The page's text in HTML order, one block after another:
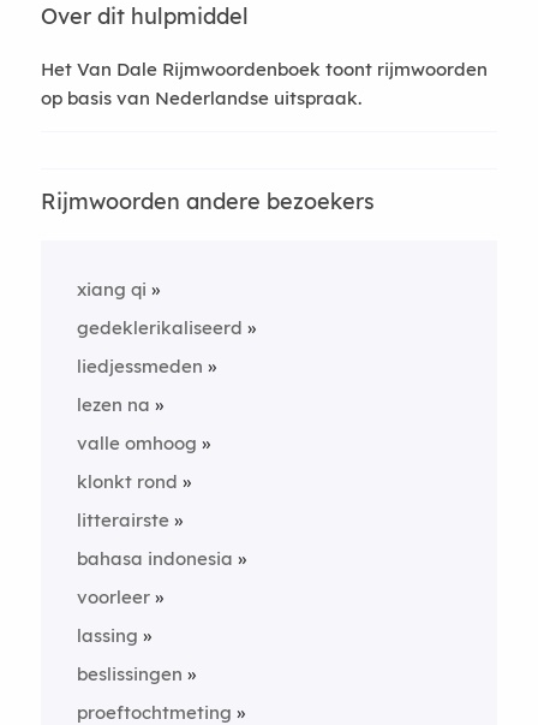
Over dit hulpmiddel
Het Van Dale Rijmwoordenboek toont rijmwoorden
op basis van Nederlandse uitspraak.
Rijmwoorden andere bezoekers
xiang qi
gedeklerikaliseerd
liedjessmeden
lezen na
valle omhoog
klonkt rond
litterairste
bahasa indonesia
voorleer
lassing
beslissingen
proeftochtmeting